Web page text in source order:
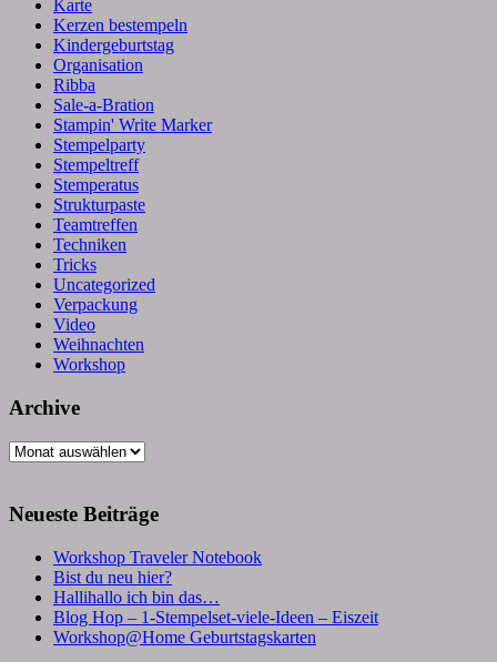
Karte
Kerzen bestempeln
Kindergeburtstag
Organisation
Ribba
Sale-a-Bration
Stampin' Write Marker
Stempelparty
Stempeltreff
Stemperatus
Strukturpaste
Teamtreffen
Techniken
Tricks
Uncategorized
Verpackung
Video
Weihnachten
Workshop
Archive
Archive
Neueste Beiträge
Workshop Traveler Notebook
Bist du neu hier?
Hallihallo ich bin das…
Blog Hop – 1-Stempelset-viele-Ideen – Eiszeit
Workshop@Home Geburtstagskarten